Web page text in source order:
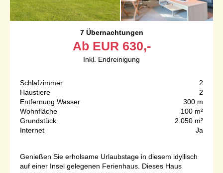
7 Übernachtungen
Ab EUR 630,-
Inkl. Endreinigung
Schlafzimmer
2
Haustiere
2
Entfernung Wasser
300 m
Wohnfläche
100 m²
Grundstück
2.050 m²
Internet
Ja
Genießen Sie erholsame Urlaubstage in diesem idyllisch
auf einer Insel gelegenen Ferienhaus. Dieses Haus